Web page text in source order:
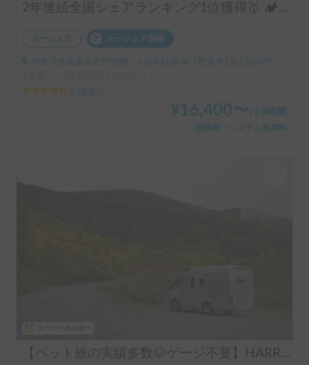
2年連続全国シェアランキング1位獲得🥇 🏕️フル装備のキャンピングカーで快適な家族旅行をお楽しみ下さい😆
カーシェア カーシェア保険
神奈川県海老名市門沢橋, ' ⭐️自宅駐車場（普通車1台1,500円）
4.96
85
¥ 16,400〜 /24時間
＋保険料・システム利用料
【ペット旅の実績多数🐶ゲージ不要】HARRY’s キャンピングカー 🐾 ｜ポタ電・バーベキューセット無料貸し出し🚐